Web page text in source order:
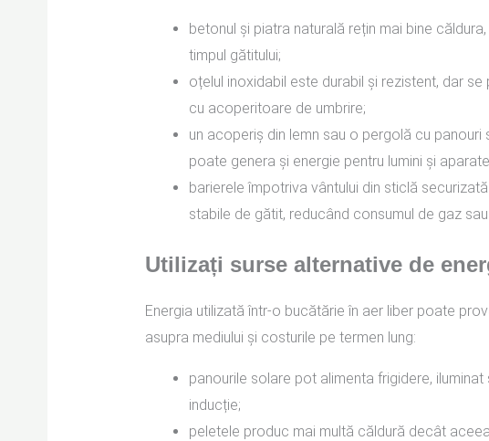
betonul și piatra naturală rețin mai bine
timpul gătitului;
oțelul inoxidabil este durabil și rezistent, dar
cu acoperitoare de umbrire;
un acoperiș din lemn sau o pergolă cu
poate genera și energie pentru lumini și
barierele împotriva vântului din sticlă
stabile de gătit, reducând consumul de gaz
Utilizați surse alternative de
Energia utilizată într-o bucătărie în aer liber poate
asupra mediului și costurile pe termen lung:
panourile solare pot alimenta frigidere,
inducție;
peletele produc mai multă căldură decât